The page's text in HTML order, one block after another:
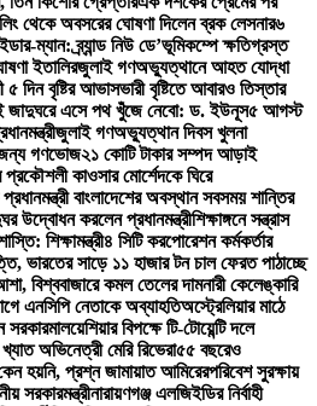
থেকে অবসরের ঘোষণা দিলেন ব্রক লেসনার৬
ম্যান: ব্র্যান্ড নিউ ডে’ভূমিকম্পে ক্ষতিগ্রস্ত
ইতালিরজুলাই গণঅভ্যুত্থানে আহত যোদ্ধা
৫ দিন বৃষ্টির আভাসভারী বৃষ্টিতে আবারও তিস্তার
জাদুঘরে এসে পথ খুঁজে নেবো: ড. ইউনূস৫ আগস্ট
জুলাই গণঅভ্যুত্থান দিবস খুলনা
জন্য গণভোজ২১ কোটি টাকার সম্পদ আড়াই
কাওসার মোর্শেদকে ঘিরে
বাংলাদেশের অবস্থান সবসময় শান্তির
উদ্বোধন করলেন প্রধানমন্ত্রীশিক্ষাঙ্গনে সন্ত্রাস
শিক্ষামন্ত্রী৪ সিটি করপোরেশন কর্মকর্তার
ভারতের সাড়ে ১১ হাজার টন চাল ফেরত পাঠাচ্ছে
বিশ্ববাজারে কমল তেলের দামনারী কেলেঙ্কারি
এনসিপি নেতাকে অব্যাহতিঅস্ট্রেলিয়ার মাঠে
সরকারমালয়েশিয়ার বিপক্ষে টি-টোয়েন্টি দলে
অভিনেত্রী মেরি রিভেরা৫৫ বছরেও
হয়নি, প্রশ্ন জামায়াত আমিরেরপরিবেশ সুরক্ষায়
সরকারমন্ত্রীনারায়ণগঞ্জ এলজিইডির নির্বাহী